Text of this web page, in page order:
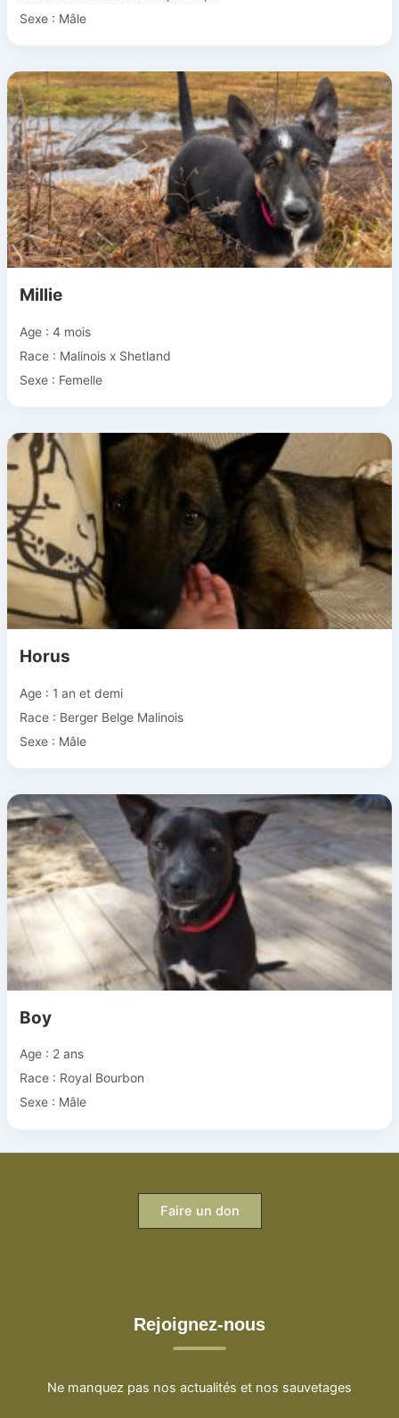
Sexe : Mâle
Millie
Age : 4 mois
Race : Malinois x Shetland
Sexe : Femelle
Horus
Age : 1 an et demi
Race : Berger Belge Malinois
Sexe : Mâle
Boy
Age : 2 ans
Race : Royal Bourbon
Sexe : Mâle
Faire un don
Rejoignez-nous
Ne manquez pas nos actualités et nos sauvetages